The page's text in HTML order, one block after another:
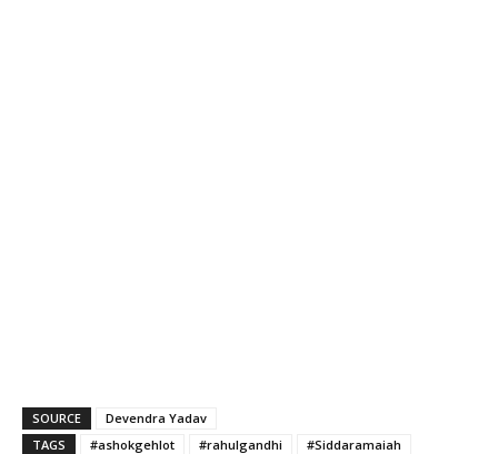
SOURCE
Devendra Yadav
TAGS
#ashokgehlot #rahulgandhi
#Siddaramaiah